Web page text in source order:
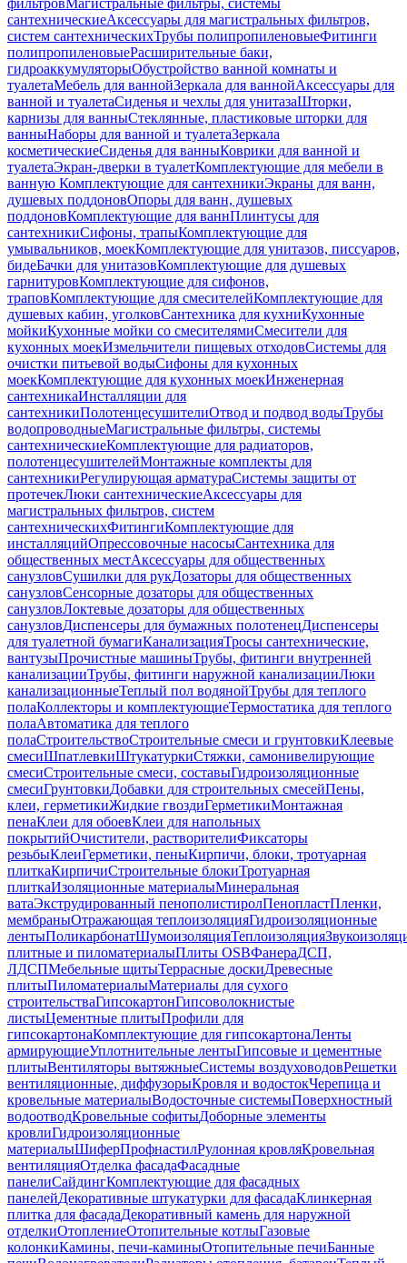
фильтровМагистральные фильтры, системы
сантехническиеАксессуары для магистральных фильтров,
систем сантехническихТрубы полипропиленовыеФитинги
полипропиленовыеРасширительные баки,
гидроаккумуляторыОбустройство ванной комнаты и
туалетаМебель для ваннойЗеркала для ваннойАксессуары для
ванной и туалетаСиденья и чехлы для унитазаШторки,
карнизы для ванныСтеклянные, пластиковые шторки для
ванныНаборы для ванной и туалетаЗеркала
косметическиеСиденья для ванныКоврики для ванной и
туалетаЭкран-дверки в туалетКомплектующие для мебели в
ванную Комплектующие для сантехникиЭкраны для ванн,
душевых поддоновОпоры для ванн, душевых
поддоновКомплектующие для ваннПлинтусы для
сантехникиСифоны, трапыКомплектующие для
умывальников, моекКомплектующие для унитазов, писсуаров,
бидеБачки для унитазовКомплектующие для душевых
гарнитуровКомплектующие для сифонов,
траповКомплектующие для смесителейКомплектующие для
душевых кабин, уголковСантехника для кухниКухонные
мойкиКухонные мойки со смесителямиСмесители для
кухонных моекИзмельчители пищевых отходовСистемы для
очистки питьевой водыСифоны для кухонных
моекКомплектующие для кухонных моекИнженерная
сантехникаИнсталляции для
сантехникиПолотенцесушителиОтвод и подвод водыТрубы
водопроводныеМагистральные фильтры, системы
сантехническиеКомплектующие для радиаторов,
полотенцесушителейМонтажные комплекты для
сантехникиРегулирующая арматураСистемы защиты от
протечекЛюки сантехническиеАксессуары для
магистральных фильтров, систем
сантехническихФитингиКомплектующие для
инсталляцийОпрессовочные насосыСантехника для
общественных местАксессуары для общественных
санузловСушилки для рукДозаторы для общественных
санузловСенсорные дозаторы для общественных
санузловЛоктевые дозаторы для общественных
санузловДиспенсеры для бумажных полотенецДиспенсеры
для туалетной бумагиКанализацияТросы сантехнические,
вантузыПрочистные машиныТрубы, фитинги внутренней
канализацииТрубы, фитинги наружной канализацииЛюки
канализационныеТеплый пол водянойТрубы для теплого
полаКоллекторы и комплектующиеТермостатика для теплого
полаАвтоматика для теплого
полаСтроительствоСтроительные смеси и грунтовкиКлеевые
смесиШпатлевкиШтукатуркиСтяжки, самонивелирующие
смесиСтроительные смеси, составыГидроизоляционные
смесиГрунтовкиДобавки для строительных смесейПены,
клеи, герметикиЖидкие гвоздиГерметикиМонтажная
пенаКлеи для обоевКлеи для напольных
покрытийОчистители, растворителиФиксаторы
резьбыКлеиГерметики, пеныКирпичи, блоки, тротуарная
плиткаКирпичиСтроительные блокиТротуарная
плиткаИзоляционные материалыМинеральная
ватаЭкструдированный пенополистиролПенопластПленки,
мембраныОтражающая теплоизоляцияГидроизоляционные
лентыПоликарбонатШумоизоляцияТеплоизоляция
плитные и пиломатериалыПлиты OSBФанераДСП,
ЛДСПМебельные щитыТеррасные доскиДревесные
плитыПиломатериалыМатериалы для сухого
строительстваГипсокартонГипсоволокнистые
листыЦементные плитыПрофили для
гипсокартонаКомплектующие для гипсокартонаЛенты
армирующиеУплотнительные лентыГипсовые и цементные
плитыВентиляторы вытяжныеСистемы воздуховодовРешетки
вентиляционные, диффузорыКровля и водостокЧерепица и
кровельные материалыВодосточные системыПоверхностный
водоотводКровельные софитыДоборные элементы
кровлиГидроизоляционные
материалыШиферПрофнастилРулонная кровляКровельная
вентиляцияОтделка фасадаФасадные
панелиСайдингКомплектующие для фасадных
панелейДекоративные штукатурки для фасадаКлинкерная
плитка для фасадаДекоративный камень для наружной
отделкиОтоплениеОтопительные котлыГазовые
колонкиКамины, печи-каминыОтопительные печиБанные